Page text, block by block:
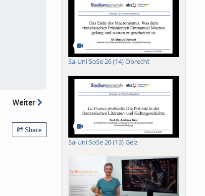
Weiter
Share
Sa-Uni SoSe 26 (14) Obrecht
Sa-Uni SoSe 26 (13) Gelz